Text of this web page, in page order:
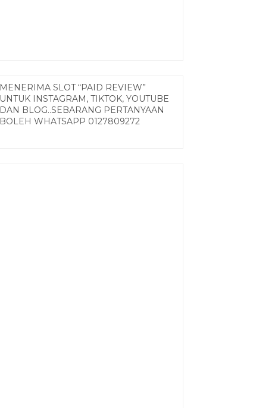
MENERIMA SLOT “PAID REVIEW”
UNTUK INSTAGRAM, TIKTOK, YOUTUBE
DAN BLOG..SEBARANG PERTANYAAN
BOLEH WHATSAPP 0127809272